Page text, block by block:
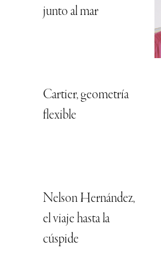
junto al mar
Cartier, geometría
flexible
Nelson Hernández,
el viaje hasta la
cúspide